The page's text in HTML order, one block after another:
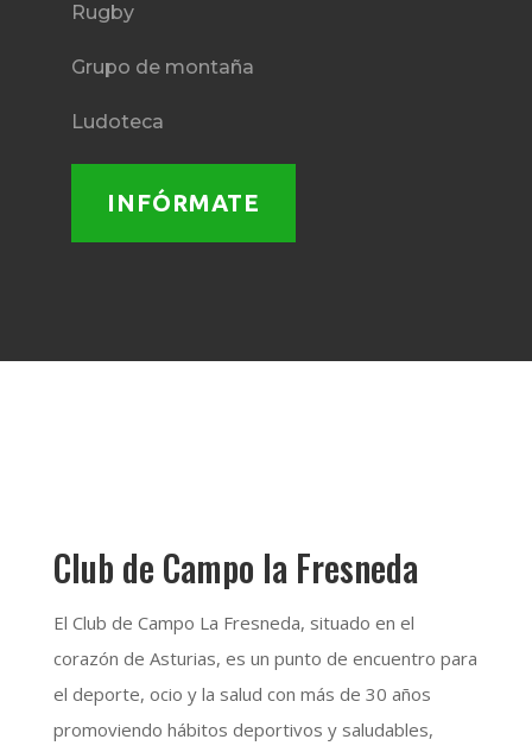
Rugby
Grupo de montaña
Ludoteca
INFÓRMATE
Club de Campo la Fresneda
El Club de Campo La Fresneda, situado en el
corazón de Asturias, es un punto de encuentro para
el deporte, ocio y la salud con más de 30 años
promoviendo hábitos deportivos y saludables,